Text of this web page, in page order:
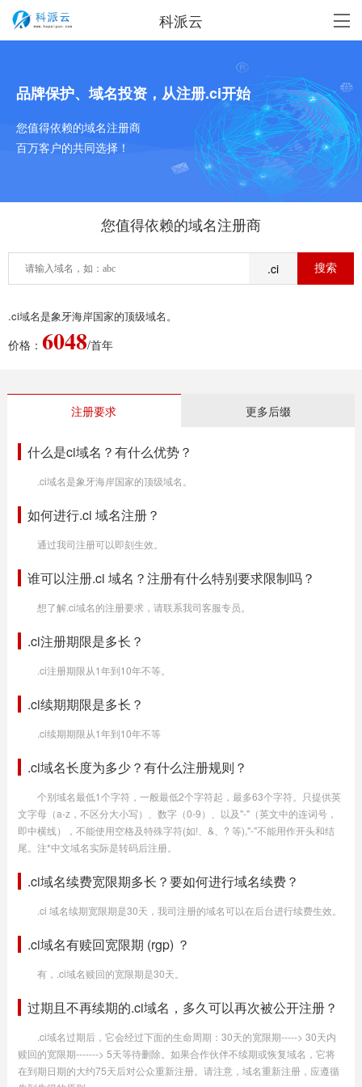
科派云
品牌保护、域名投资，从注册.ci开始
您值得依赖的域名注册商
百万客户的共同选择！
您值得依赖的域名注册商
.ci
.ci域名是象牙海岸国家的顶级域名。
价格： 6048/首年
注册要求 更多后缀
什么是ci域名？有什么优势？
.ci域名是象牙海岸国家的顶级域名。
如何进行.ci 域名注册？
通过我司注册可以即刻生效。
谁可以注册.ci 域名？注册有什么特别要求限制吗？
想了解.ci域名的注册要求，请联系我司客服专员。
.ci注册期限是多长？
.ci注册期限从1年到10年不等。
.ci续期期限是多长？
.ci续期期限从1年到10年不等
.ci域名长度为多少？有什么注册规则？
个别域名最低1个字符，一般最低2个字符起，最多63个字符。只提供英
文字母（a-z，不区分大小写）、数字（0-9）、以及"-"（英文中的连词号，
即中横线），不能使用空格及特殊字符(如!、&、? 等),"-"不能用作开头和结
尾。注*中文域名实际是转码后注册。
.ci域名续费宽限期多长？要如何进行域名续费？
.ci 域名续期宽限期是30天，我司注册的域名可以在后台进行续费生效。
.ci域名有赎回宽限期 (rgp) ？
有，.ci域名赎回的宽限期是30天。
过期且不再续期的.ci域名，多久可以再次被公开注册？
.ci域名过期后，它会经过下面的生命周期：30天的宽限期-----> 30天内
赎回的宽限期-------> 5天等待删除。如果合作伙伴不续期或恢复域名，它将
在到期日期的大约75天后对公众重新注册。请注意，域名重新注册，应遵循